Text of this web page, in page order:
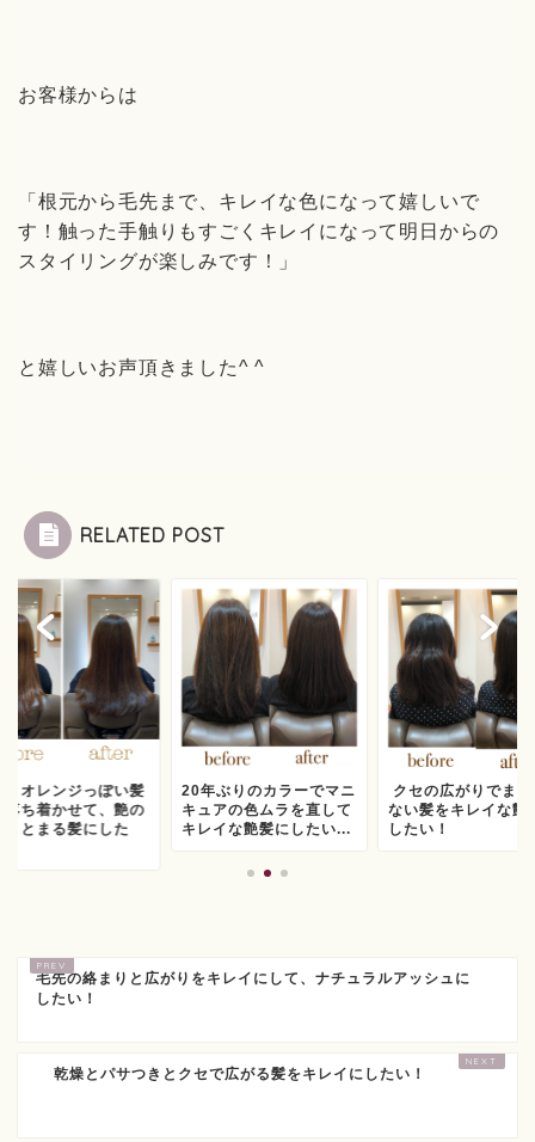
お客様からは
「根元から毛先まで、キレイな色になって嬉しいで
す！触った手触りもすごくキレイになって明日からの
スタイリングが楽しみです！」
と嬉しいお声頂きました^ ^
RELATED POST
くオレンジっぽい髪
落ち着かせて、艶の
まとまる髪にした
20年ぶりのカラーでマニ
キュアの色ムラを直して
キレイな艶髪にしたい...
クセの広がりでま
ない髪をキレイな艶
したい！
毛先の絡まりと広がりをキレイにして、ナチュラルアッシュに
したい！
乾燥とパサつきとクセで広がる髪をキレイにしたい！